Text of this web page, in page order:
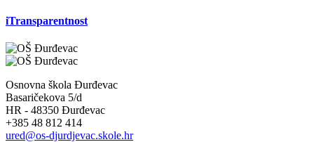
iTransparentnost
Osnovna škola Đurđevac
Basaričekova 5/d
HR - 48350 Đurđevac
+385 48 812 414
ured@os-djurdjevac.skole.hr